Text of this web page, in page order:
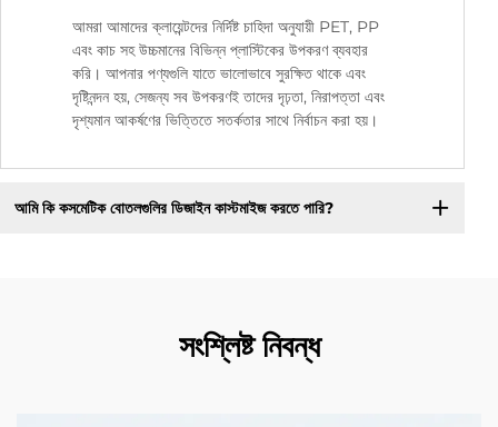
আমরা আমাদের ক্লায়েন্টদের নির্দিষ্ট চাহিদা অনুযায়ী PET, PP
এবং কাচ সহ উচ্চমানের বিভিন্ন প্লাস্টিকের উপকরণ ব্যবহার
করি। আপনার পণ্যগুলি যাতে ভালোভাবে সুরক্ষিত থাকে এবং
দৃষ্টিনন্দন হয়, সেজন্য সব উপকরণই তাদের দৃঢ়তা, নিরাপত্তা এবং
দৃশ্যমান আকর্ষণের ভিত্তিতে সতর্কতার সাথে নির্বাচন করা হয়।
আমি কি কসমেটিক বোতলগুলির ডিজাইন কাস্টমাইজ করতে পারি?
সংশ্লিষ্ট নিবন্ধ